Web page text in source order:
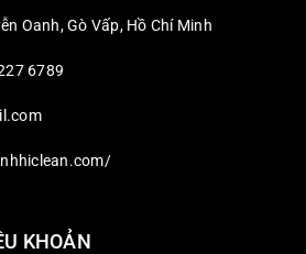
Oanh, Gò Vấp, Hồ Chí Minh
6789
KHOẢN